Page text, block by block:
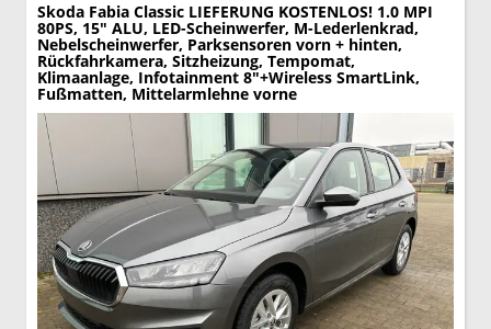
Skoda Fabia Classic LIEFERUNG KOSTENLOS! 1.0 MPI
80PS, 15" ALU, LED-Scheinwerfer, M-Lederlenkrad,
Nebelscheinwerfer, Parksensoren vorn + hinten,
Rückfahrkamera, Sitzheizung, Tempomat,
Klimaanlage, Infotainment 8"+Wireless SmartLink,
Fußmatten, Mittelarmlehne vorne